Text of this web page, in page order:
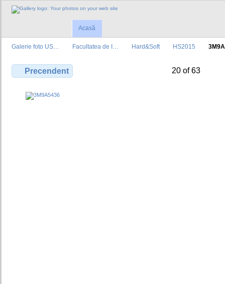
Acasă
Galerie foto US… Facultatea de I… Hard&Soft HS2015
Precendent 20 of 63